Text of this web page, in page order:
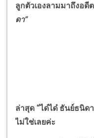
ลูกตัวเองลามมาถึงอดี
ดา”
ล่าสุด “ได๋ได๋ ธันย์ธนิดา
ไม่ใช่เลยค่ะ